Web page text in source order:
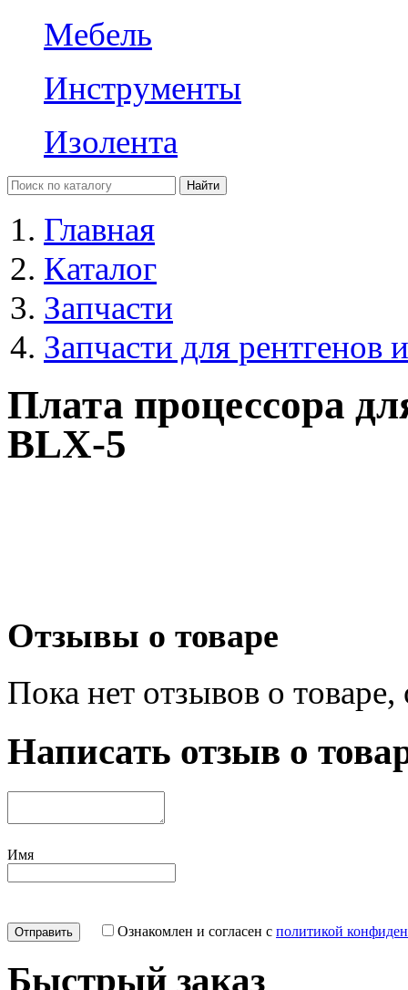
Мебель
Инструменты
Изолента
Главная
Каталог
Запчасти
Запчасти для рентгенов
Плата процессора
BLX-5
Отзывы о товаре
Пока нет отзывов о товаре,
Написать отзыв о
Имя
Ознакомлен и согласен с политикой
Быстрый заказ